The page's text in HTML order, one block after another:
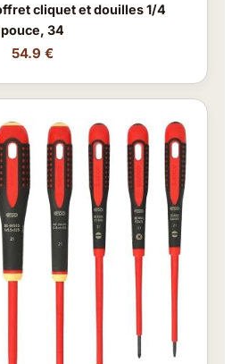
cliquet et douilles 1/4
pouce, 34
54.9 €